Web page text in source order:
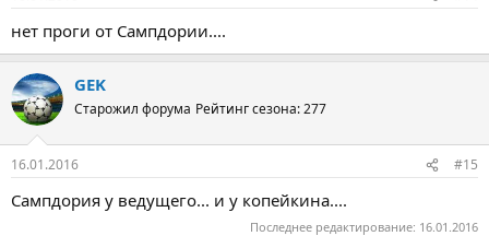
нет проги от Сампдории....
GEK
Старожил форума Рейтинг сезона: 277
16.01.2016 #15
Сампдория у ведущего... и у копейкина....
Последнее редактирование: 16.01.2016